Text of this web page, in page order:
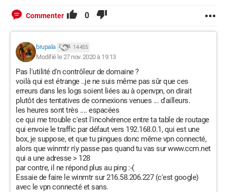
Commenter 0
brupala 14 455
Modifié le 27 nov. 2020 à 19:13
Pas l'utilité d'n contrôleur de domaine ?
voilà qui est étrange ..je ne suis même pas sûr que ces
erreurs dans les logs soient liées au à openvpn, on dirait
plutôt des tentatives de connexions venues ... d'ailleurs.
les heures sont très .... espacées
ce qui me trouble c'est l'incohérence entre ta table de routage
qui envoie le traffic par défaut vers 192.168.0.1, qui est une
box, je suppose, et que tu pingues donc même vpn connecté,
alors que winmtr n'y passe pas quand tu vas sur www.ccm.net
qui a une adresse > 128
par contre, il ne répond plus au ping :-(
Essaie de faire le winmtr sur 216.58.206.227 (c'est google)
avec le vpn connecté et sans.